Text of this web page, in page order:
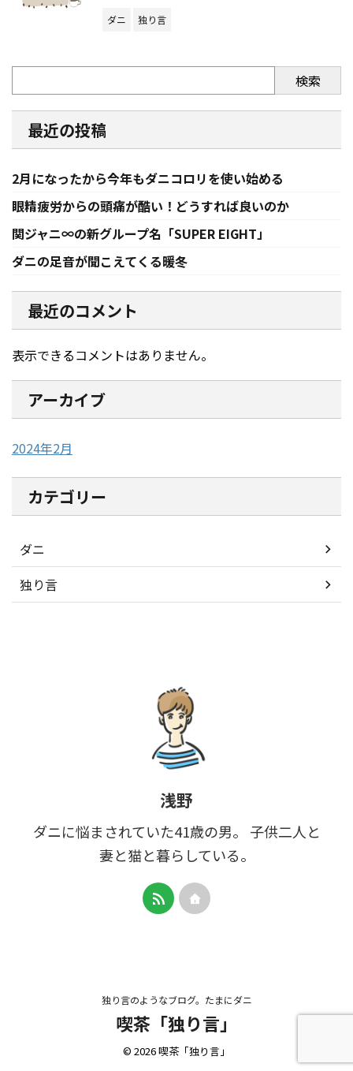
ダニ 独り言
検索
最近の投稿
2月になったから今年もダニコロリを使い始める
眼精疲労からの頭痛が酷い！どうすれば良いのか
関ジャニ∞の新グループ名「SUPER EIGHT」
ダニの足音が聞こえてくる暖冬
最近のコメント
表示できるコメントはありません。
アーカイブ
2024年2月
カテゴリー
ダニ
独り言
浅野
ダニに悩まされていた41歳の男。 子供二人と
妻と猫と暮らしている。
独り言のようなブログ。たまにダニ
喫茶「独り言」
© 2026 喫茶「独り言」